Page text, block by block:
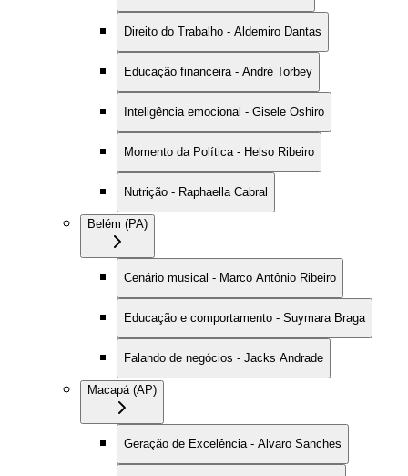
Direito do Trabalho - Aldemiro Dantas
Educação financeira - André Torbey
Inteligência emocional - Gisele Oshiro
Momento da Política - Helso Ribeiro
Nutrição - Raphaella Cabral
Belém (PA)
Cenário musical - Marco Antônio Ribeiro
Educação e comportamento - Suymara Braga
Falando de negócios - Jacks Andrade
Macapá (AP)
Geração de Excelência - Alvaro Sanches